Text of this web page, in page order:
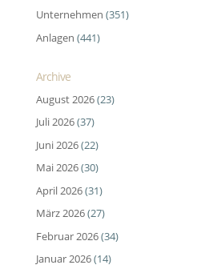
Unternehmen (351)
Anlagen (441)
Archive
August 2026(23)
Juli 2026(37)
Juni 2026(22)
Mai 2026(30)
April 2026(31)
März 2026(27)
Februar 2026(34)
Januar 2026(14)